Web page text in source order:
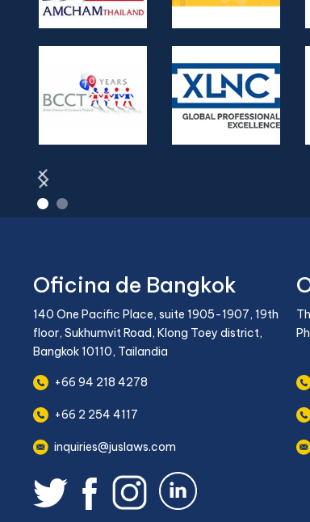
Oficina de Bangkok
140 One Pacific Place, suite 1905-1907, 19th
floor, Sukhumvit Road, Klong Toey district,
Bangkok 10110, Tailandia
+66 94 218 4278
+66 2 254 4117
inquiries@juslaws.com